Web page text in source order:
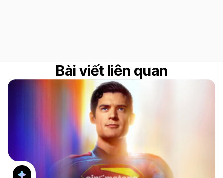
Bài viết liên quan